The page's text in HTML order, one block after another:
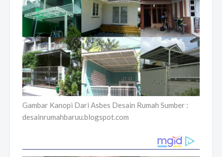
Gambar Kanopi Dari Asbes Desain Rumah Sumber :
desainrumahbaruu.blogspot.com